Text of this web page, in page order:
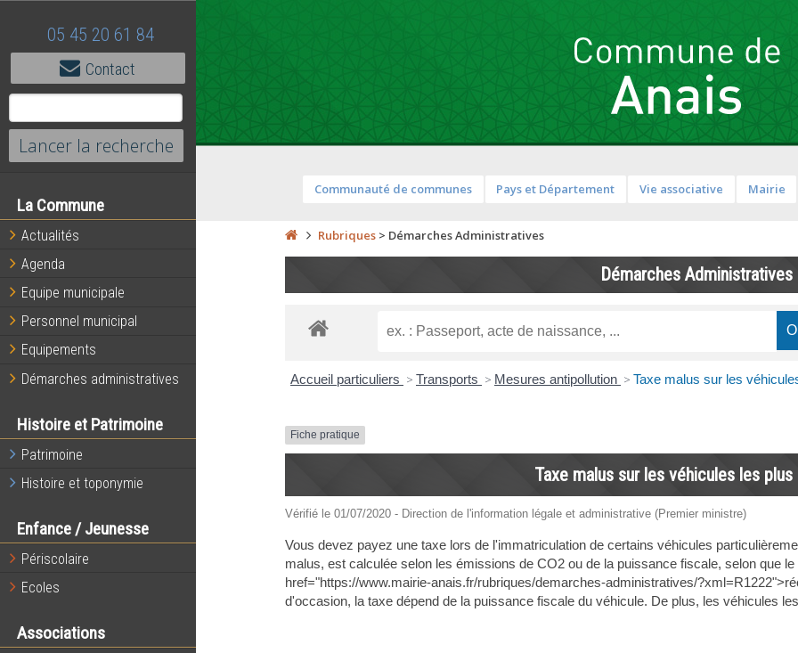
05 45 20 61 84
Contact
La Commune
Actualités
Agenda
Equipe municipale
Personnel municipal
Equipements
Démarches administratives
Histoire et Patrimoine
Patrimoine
Histoire et toponymie
Enfance / Jeunesse
Périscolaire
Ecoles
Associations
Communauté de communes Pays et Département Vie associative Mairie
Rubriques> Démarches Administratives
Démarches Administratives
Accueil particuliers > Transports > Mesures antipollution > Taxe malus sur les
Fiche pratique
Taxe malus sur les véhicules les plus
Vérifié le 01/07/2020 - Direction de l'information légale et administrative (Premier ministre)
Vous devez payez une taxe lors de l'immatriculation de certains véhicules
malus, est calculée selon les émissions de CO2 ou de la puissance fiscale, selon que
href="https://www.mairie-anais.fr/rubriques/demarches-administratives/
d'occasion, la taxe dépend de la puissance fiscale du véhicule. De plus, les véhicules